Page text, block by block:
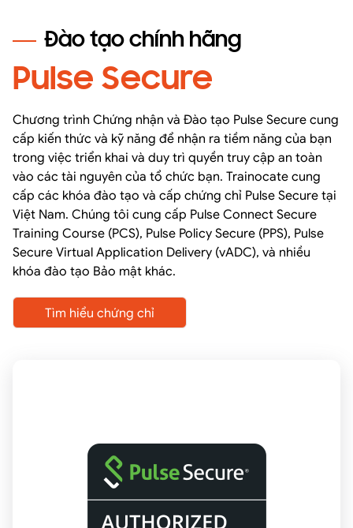
Đào tạo chính hãng
Pulse Secure
Chương trình Chứng nhận và Đào tạo Pulse Secure cung
cấp kiến ​​thức và kỹ năng để nhận ra tiềm năng của bạn
trong việc triển khai và duy trì quyền truy cập an toàn
vào các tài nguyên của tổ chức bạn. Trainocate cung
cấp các khóa đào tạo và cấp chứng chỉ Pulse Secure tại
Việt Nam. Chúng tôi cung cấp Pulse Connect Secure
Training Course (PCS), Pulse Policy Secure (PPS), Pulse
Secure Virtual Application Delivery (vADC), và nhiều
khóa đào tạo Bảo mật khác.
Tìm hiểu chứng chỉ